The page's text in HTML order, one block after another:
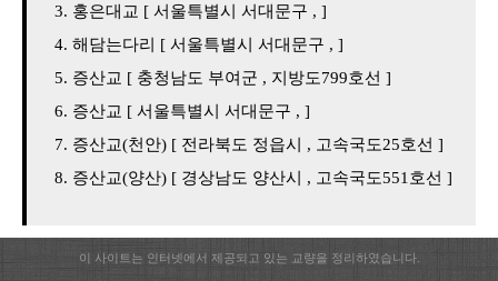
홍은대교 [ 서울특별시 서대문구 , ]
해담는다리 [ 서울특별시 서대문구 , ]
증산교 [ 충청남도 부여군 , 지방도799호선 ]
증산교 [ 서울특별시 서대문구 , ]
증산교(천안) [ 전라북도 정읍시 , 고속국도25호선 ]
증산교(양산) [ 경상남도 양산시 , 고속국도551호선 ]
이 사이트는 인터넷에서 제공되고 있는 교량을 정리하였습니다.